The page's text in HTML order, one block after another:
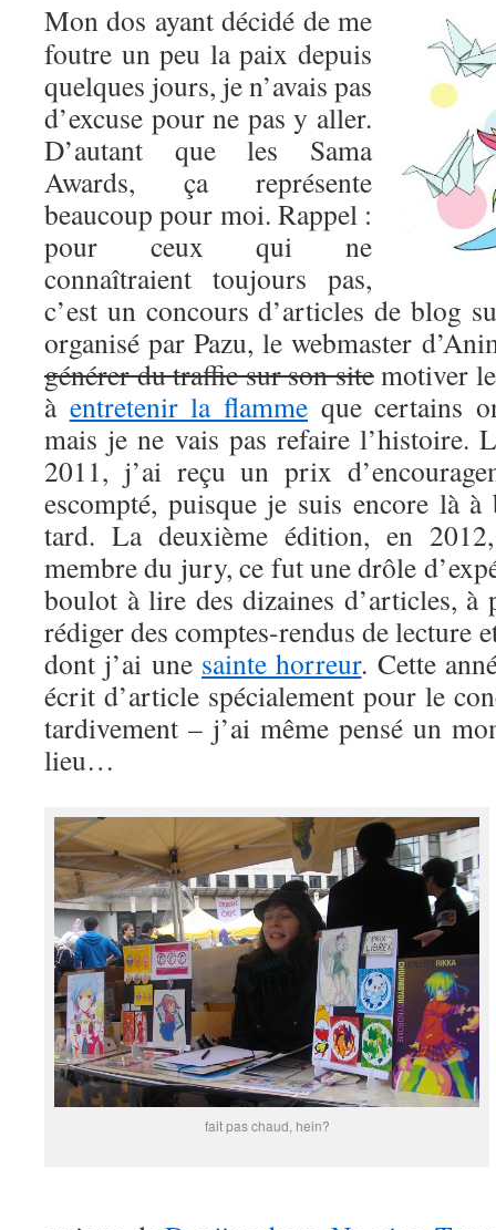
Mon dos ayant décidé de me
foutre un peu la paix depuis
quelques jours, je n’avais pas
d’excuse pour ne pas y aller.
D’autant que les Sama
Awards, ça représente
beaucoup pour moi. Rappel :
pour ceux qui ne
connaîtraient toujours pas,
c’est un concours d’articles de blog
organisé par Pazu, le webmaster
générer du traffic sur son sitemotiver
à entretenir la flamme que certains
mais je ne vais pas refaire l’histoire.
2011, j’ai reçu un prix
escompté, puisque je suis encore là
tard. La deuxième édition, en
membre du jury, ce fut une drôle
boulot à lire des dizaines d’articles, à
rédiger des comptes-rendus de lecture
dont j’ai une sainte horreur. Cette
écrit d’article spécialement pour le
tardivement – j’ai même pensé un
lieu…
fait pas chaud, hein?